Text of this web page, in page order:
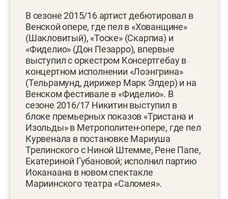
В сезоне 2015/16 артист дебютировал в
Венской опере, где пел в «Хованщине»
(Шакловитый), «Тоске» (Скарпиа) и
«Фиделио» (Дон Пезарро), впервые
выступил с оркестром Консертгебау в
концертном исполнении «Лоэнгрина»
(Тельрамунд, дирижер Марк Элдер) и на
Венском фестивале в «Фиделио». В
сезоне 2016/17 Никитин выступил в
блоке премьерных показов «Тристана и
Изольды» в Метрополитен-опере, где пел
Курвенала в постановке Мариуша
Трелинского с Ниной Штемме, Рене Папе,
Екатериной Губановой; исполнил партию
Иоканаана в новом спектакле
Мариинского театра «Саломея».